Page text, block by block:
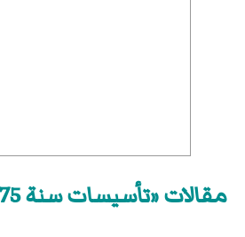
مقالات «تأسيسات سنة 1975 في المغرب»